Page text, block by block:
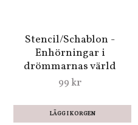
välja bland (Fraktfritt)
9 kr
LÄGG I KORGEN